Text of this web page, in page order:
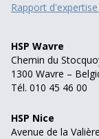
Rapport
HSP Wavre
Chemin du
1300 Wavre –
Tél. 010 45 46 00
HSP Nice
Avenue de la